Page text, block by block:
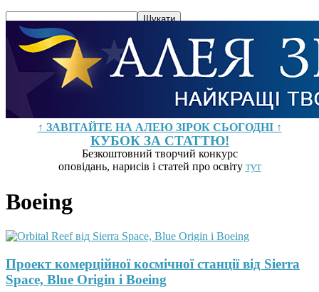
↑ ЗАВІТАЙТЕ НА АЛЕЮ ЗІРОК СЬОГОДНІ ↑
КУБОК ЗА СТАТТЮ!
Безкоштовний творчий конкурс
оповідань, нарисів і статей про освіту тут
Boeing
Проект комерційної космічної станції від Sierra
Space, Blue Origin і Boeing